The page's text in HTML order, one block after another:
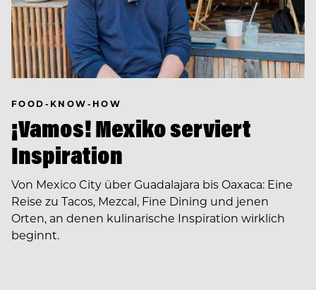
FOOD-KNOW-HOW
¡Vamos! Mexiko serviert
Inspiration
Von Mexico City über Guadalajara bis Oaxaca: Eine
Reise zu Tacos, Mezcal, Fine Dining und jenen
Orten, an denen kulinarische Inspiration wirklich
beginnt.